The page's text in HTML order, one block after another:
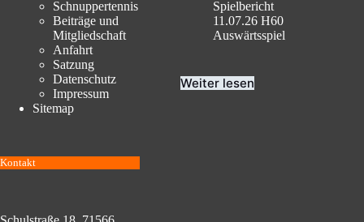
Schnuppertennis
Beiträge und
Mitgliedschaft
Anfahrt
Satzung
Datenschutz
Impressum
Sitemap
Spielbericht
11.07.26 H60
Auswärtsspiel
Weiter lesen
Kontakt